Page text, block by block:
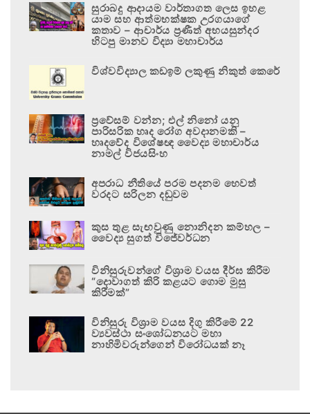
සුරාබදු ආදායම වාර්තාගත ලෙස ඉහළ
යාම සහ ආත්මභක්ෂක උරගයාගේ
කතාව – ආචාර්ය ප්‍රණීත් අභයසුන්දර
හිටපු මානව විද්‍යා මහාචාර්ය
විශ්වවිද්‍යාල කඩඉම් ලකුණු නිකුත් කෙරේ
ප්‍රවේසම් වන්න; එල් නිනෝ යනු
පාරිසරික හෘද රෝග අවදානමකි –
හෘදවේද විශේෂඥ වෛද්‍ය මහාචාර්ය
නාමල් විජයසිංහ
අපරාධ නීතියේ පරම පදනම හෙවත්
වරදට සරිලන දඬුවම
කුස තුළ සැඟවුණු නොනිදන කම්හල –
වෛද්‍ය සුගත් විජේවර්ධන
විනිසුරුවන්ගේ විශ්‍රාම වයස දීර්ඝ කිරීම
“දොවාගත් කිරි කළයට ගොම මුසු
කිරීමක්”
විනිසුරු විශ්‍රාම වයස දිගු කිරීමේ 22
ව්‍යවස්ථා සංශෝධනයට මහා
නාහිමිවරුන්ගෙන් විරෝධයක් නෑ